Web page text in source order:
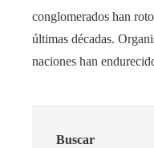
conglomerados han
últimas décadas.
naciones han
Buscar